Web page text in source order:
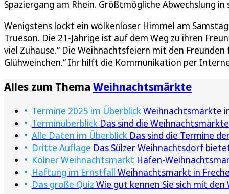
Spaziergang am Rhein. Größtmögliche Abwechslung in
Wenigstens lockt ein wolkenloser Himmel am
Trueson. Die 21-Jährige ist auf dem Weg zu ihren
viel Zuhause.“ Die Weihnachtsfeiern mit den
Glühweinchen.“ Ihr hilft die Kommunikation per
Alles zum Thema Weihnachtsmärkte
Termine 2025 im ÜberblickWeihnachtsmärkte
Terminüberblick Das sind die
Alle Daten im Überblick Das sind die Termine
Dritte Auflage Das Sülzer Weihnachtsdorf
Kölner Weihnachtsmarkt Hafen-
Haftung im Ernstfall Weihnachtsmarkt in
Das große Quiz Wie gut kennen Sie sich mit